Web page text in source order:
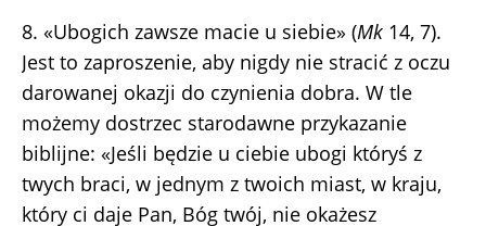
8. «Ubogich zawsze macie u siebie» (Mk 14, 7).
Jest to zaproszenie, aby nigdy nie stracić z oczu
darowanej okazji do czynienia dobra. W tle
możemy dostrzec starodawne przykazanie
biblijne: «Jeśli będzie u ciebie ubogi któryś z
twych braci, w jednym z twoich miast, w kraju,
który ci daje Pan, Bóg twój, nie okażesz